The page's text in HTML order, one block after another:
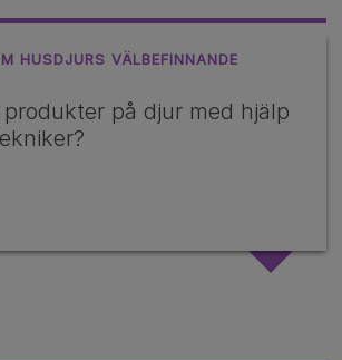
HUSDJURS VÄLBEFINNANDE
produkter på djur med hjälp